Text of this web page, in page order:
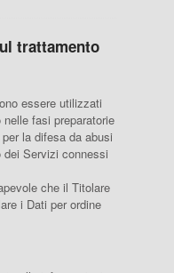
trattamento
essere utilizzati
fasi preparatorie
la difesa da abusi
Servizi connessi
che il Titolare
i Dati per ordine